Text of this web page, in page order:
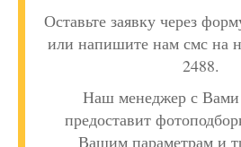
Оставьте заявку через
или напишите нам смс на
2488.
Наш менеджер с Вами
предоставит
Вашим параметрам и